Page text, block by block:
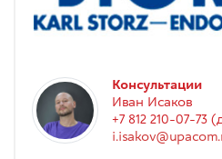
Хирургия
Эндоскопия
Функциональная диагностика
Консультации
Иван Исаков
+7 812 210-07-73